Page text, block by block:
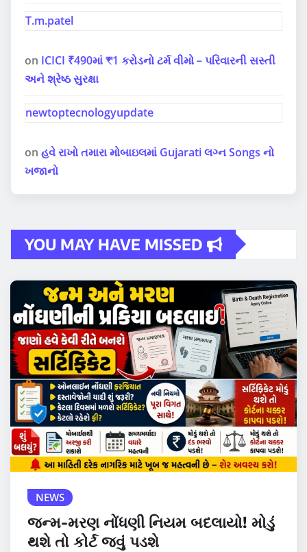
T.m.patel
on ICICI ₹490માં ₹1 કરોડનો ટર્મ વીમો – પરિવારની સસ્તી
અને શ્રેષ્ઠ સુરક્ષા
newtoptecnologyupdate
on હવે રાખો તમારા મોબાઇલમાં Gujarati લગ્ન Songs નો
ખજાનો
YOU MAY HAVE MISSED
NEWS
જન્મ-મરણ નોંધણી નિયમ બદલાયો! મોડું
થશે તો કોર્ટ જવું પડશે